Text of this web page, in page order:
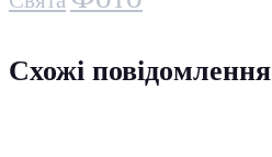
Схожі повідомлення